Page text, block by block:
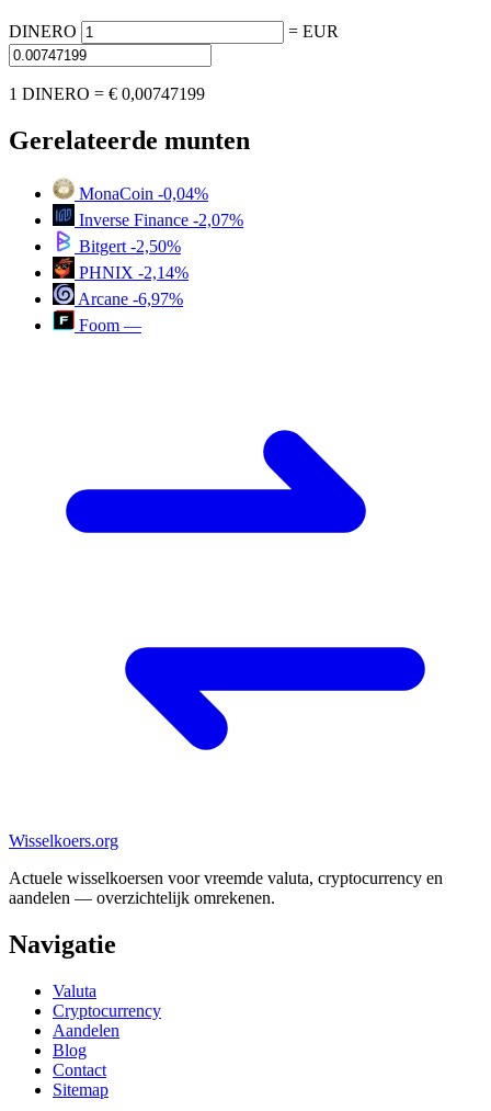
DINERO = EUR
1 DINERO = € 0,00747199
Gerelateerde munten
MonaCoin -0,04%
Inverse Finance -2,07%
Bitgert -2,50%
PHNIX -2,14%
Arcane -6,97%
Foom —
Wisselkoers.org
Actuele wisselkoersen voor vreemde valuta, cryptocurrency en
aandelen — overzichtelijk omrekenen.
Navigatie
Valuta
Cryptocurrency
Aandelen
Blog
Contact
Sitemap